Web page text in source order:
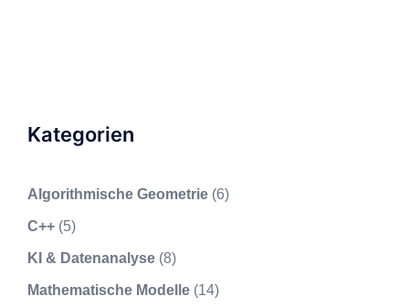
Kategorien
Algorithmische Geometrie (6)
C++ (5)
KI & Datenanalyse (8)
Mathematische Modelle (14)